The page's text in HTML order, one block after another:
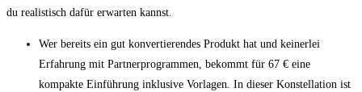
du realistisch dafür erwarten kannst.
Wer bereits ein gut konvertierendes Produkt hat und keinerlei
Erfahrung mit Partnerprogrammen, bekommt für 67 € eine
kompakte Einführung inklusive Vorlagen. In dieser Konstellation ist